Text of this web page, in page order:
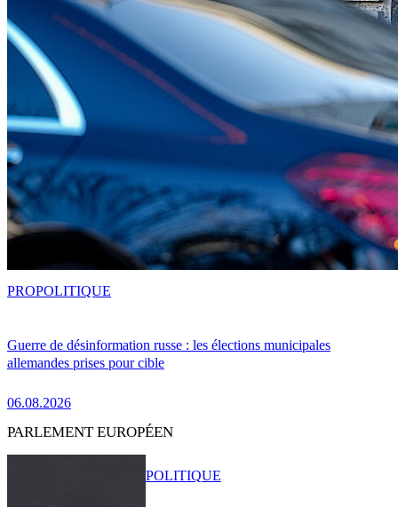
Guerre de désinformation russe : les élections municipales
allemandes prises pour cible
06.08.2026
PROPOLITIQUE
PARLEMENT EUROPÉEN
POLITIQUE